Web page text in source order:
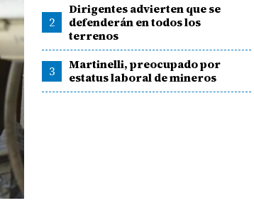
2
Dirigentes advierten que se
defenderán en todos los
terrenos
3
Martinelli, preocupado por
estatus laboral de mineros